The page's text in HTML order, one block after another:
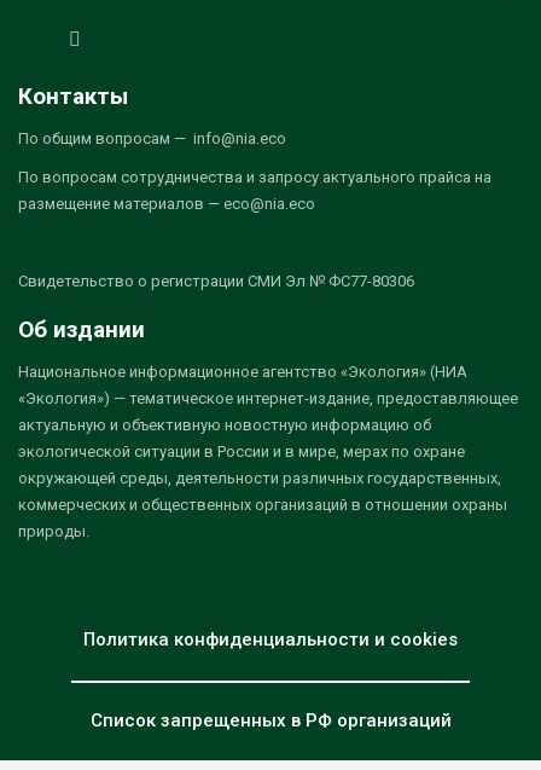
Контакты
По общим вопросам — info@nia.eco
По вопросам сотрудничества и запросу актуального прайса на
размещение материалов — eco@nia.eco
Свидетельство о регистрации СМИ Эл № ФС77-80306
Об издании
Национальное информационное агентство «Экология» (НИА
«Экология») — тематическое интернет-издание, предоставляющее
актуальную и объективную новостную информацию об
экологической ситуации в России и в мире, мерах по охране
окружающей среды, деятельности различных государственных,
коммерческих и общественных организаций в отношении охраны
природы.
Политика конфиденциальности и cookies
Список запрещенных в РФ организаций